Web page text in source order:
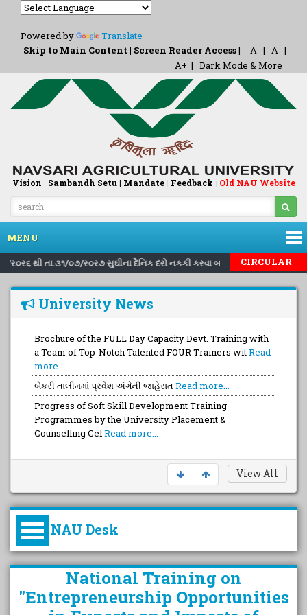
Powered by
Translate
Skip to Main Content | Screen Reader Access| -A | A |
A+ | Dark Mode & More
Vision | Sambandh Setu | Mandate| Feedback | Old NAU Website
MENU
થી તા.૩૧/૦૭/ર૦ર૭ સુઘીના દૈનિક દરો નકકી કરવા બાબત.. | |Inviting
CIRCULAR
University News
Brochure of the FULL Day Capacity Devt. Training with
a Team of Top-Notch Talented FOUR Trainers witRead
more...
બેકરી તાલીમમાં પ્રવેશ અંગેની જાહેરાત Read more...
Progress of Soft Skill Development Training
Programmes by the University Placement &
Counselling CelRead more...
View All
NAU Desk
કુલપતિની પરિવર્તનકારી પહેલનું
વિહંગાવલોકન (ઓક્ટોબર ૨૦૨૦-૨૦૨૫)
National Training on
"Entrepreneurship Opportunities